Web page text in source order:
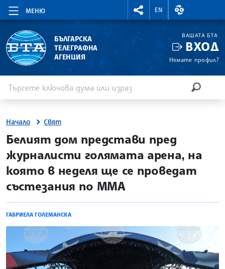
МЕНЮ
RIGHTMENU.SOCIAL
EN
ВАЛУТНИ
БЪЛГАРСКА
ТЕЛЕГРАФНА
АГЕНЦИЯ
ВАШАТА БТА
ВХОД
Нямате профил?
Начало Свят
site.bta
Белият дом представи пред
журналисти голямата арена, на
която в неделя ще се проведат
състезания по MMA
ГАБРИЕЛА ГОЛЕМАНСКА